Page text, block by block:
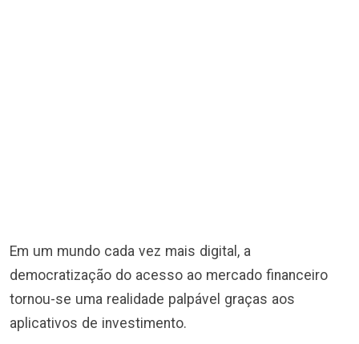
Em um mundo cada vez mais digital, a
democratização do acesso ao mercado financeiro
tornou-se uma realidade palpável graças aos
aplicativos de investimento.